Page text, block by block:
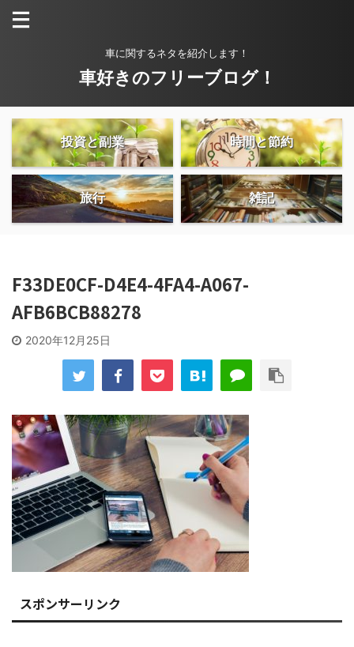
車に関するネタを紹介します！
車好きのフリーブログ！
投資と副業 時間と節約
旅行 雑記
F33DE0CF-D4E4-4FA4-A067-
AFB6BCB88278
2020年12月25日
スポンサーリンク